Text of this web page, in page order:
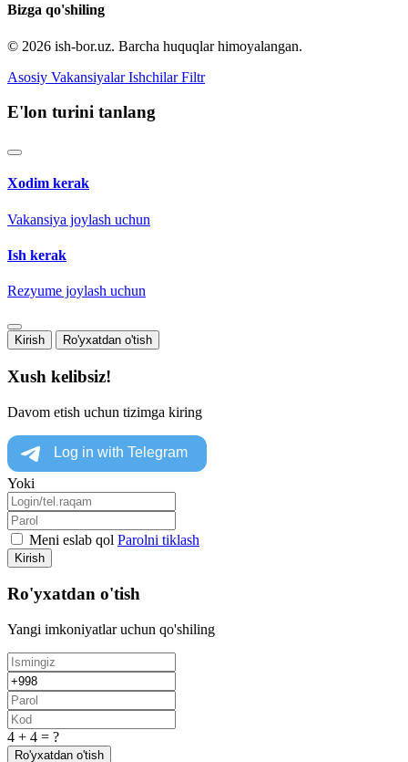
Bizga qo'shiling
© 2026 ish-bor.uz. Barcha huquqlar himoyalangan.
Asosiy Vakansiyalar Ishchilar Filtr
E'lon turini tanlang
Xodim kerak
Vakansiya joylash uchun
Ish kerak
Rezyume joylash uchun
Kirish Ro'yxatdan o'tish
Xush kelibsiz!
Davom etish uchun tizimga kiring
Yoki
Meni eslab qol Parolni tiklash
Kirish
Ro'yxatdan o'tish
Yangi imkoniyatlar uchun qo'shiling
4 + 4 = ?
Ro'yxatdan o'tish